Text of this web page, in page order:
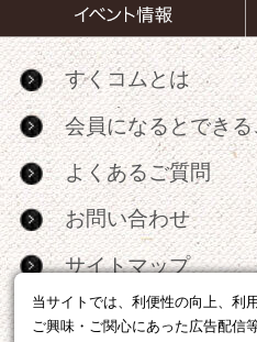
当サイトでは、利便性の向上、利
ご興味・ご関心にあった広告配信
すくコムとは
会員になるとでき
よくあるご質問
お問い合わせ
サイトマップ
RSS